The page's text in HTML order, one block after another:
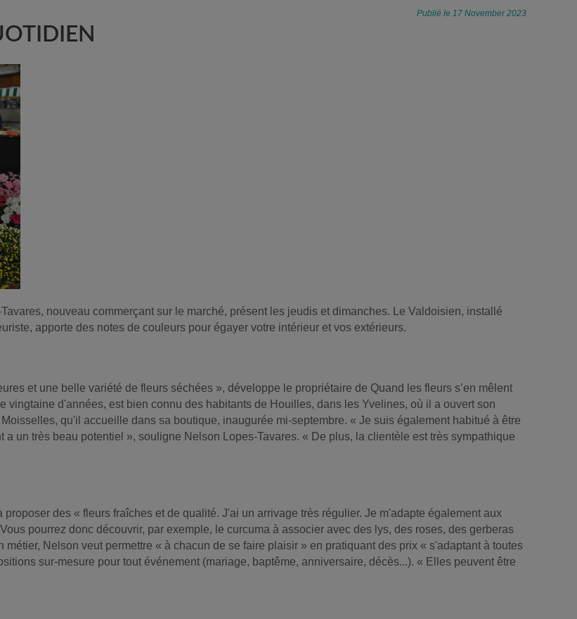
Publié le 17 November 2023
nouveau commerçant sur le marché, présent les jeudis et dimanches. Le Valdoisien, installé
apporte des notes de couleurs pour égayer votre intérieur et vos extérieurs.
et une belle variété de fleurs séchées », développe le propriétaire de Quand les fleurs s’en mêlent
vingtaine d'années, est bien connu des habitants de Houilles, dans les Yvelines, où il a ouvert son
qu'il accueille dans sa boutique, inaugurée mi-septembre. « Je suis également habitué à être
un très beau potentiel », souligne Nelson Lopes-Tavares. « De plus, la clientèle est très sympathique
des « fleurs fraîches et de qualité. J'ai un arrivage très régulier. Je m'adapte également aux
pourrez donc découvrir, par exemple, le curcuma à associer avec des lys, des roses, des gerberas
Nelson veut permettre « à chacun de se faire plaisir » en pratiquant des prix « s'adaptant à toutes
sur-mesure pour tout événement (mariage, baptême, anniversaire, décès...). « Elles peuvent être